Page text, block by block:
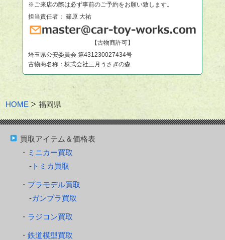
※ご来店の際は必ず事前のご予約をお願い致します。
担当責任者： 篠原 大祐
【古物商許可】
埼玉県公安委員会 第431230027434号
古物商名称：株式会社三月うさぎの森
HOME 福岡県
買取アイテム＆価格表
ミニカー買取
トミカ買取
プラモデル買取
ガンプラ買取
ラジコン買取
鉄道模型買取